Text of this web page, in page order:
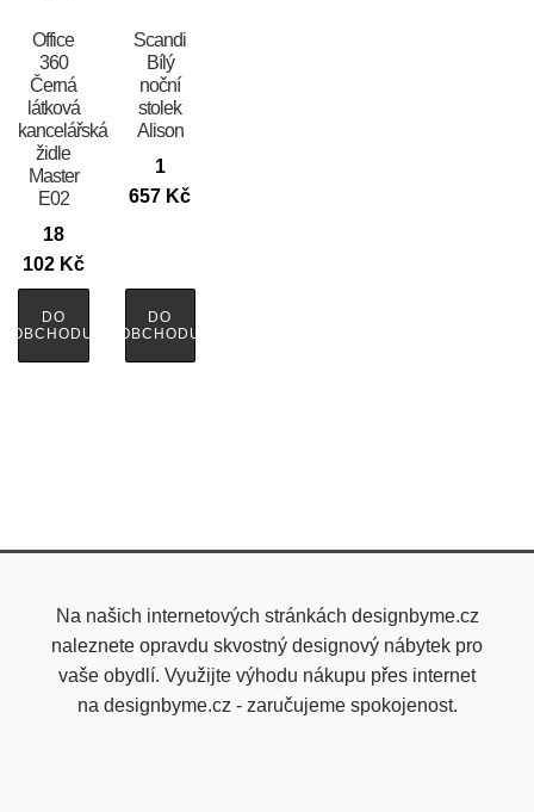
Office
360
Černá
látková
kancelářská
židle
Master
E02
18
102 Kč
DO
OBCHODU
Scandi
Bílý
noční
stolek
Alison
1
657 Kč
DO
OBCHODU
Na našich internetových stránkách designbyme.cz
naleznete opravdu skvostný designový nábytek pro
vaše obydlí. Využijte výhodu nákupu přes internet
na designbyme.cz - zaručujeme spokojenost.